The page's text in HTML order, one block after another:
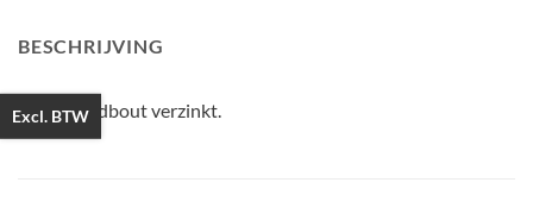
BESCHRIJVING
Houtdraadbout verzinkt.
Excl. BTW